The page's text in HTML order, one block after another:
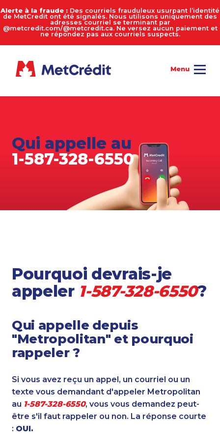
Alerte à la fraude : Des courriels frauduleux usurpant l’identité
de MetCredit ont été signalés. Nous utilisons uniquement des
adresses courriel se terminant par
@metcredit.com/@metcredit.ca. Ne versez aucun paiement et
ne répondez pas aux courriels suspects.
Qui appelle au
1-587-328-6550
Pourquoi devrais-je
appeler 1-587-328-6550?
Qui appelle depuis
"Metropolitan" et pourquoi
rappeler ?
Si vous avez reçu un appel, un courriel ou un
texte vous demandant d'appeler Metropolitan
au 1-587-328-6550, vous vous demandez peut-
être s'il faut rappeler ou non. La réponse courte
: OUI.